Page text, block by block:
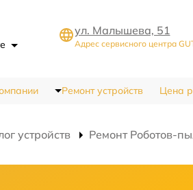
ул. Малышева, 51
Адрес сервисного центра
Ремонт устройств Цена
устройств Ремонт Роботов-